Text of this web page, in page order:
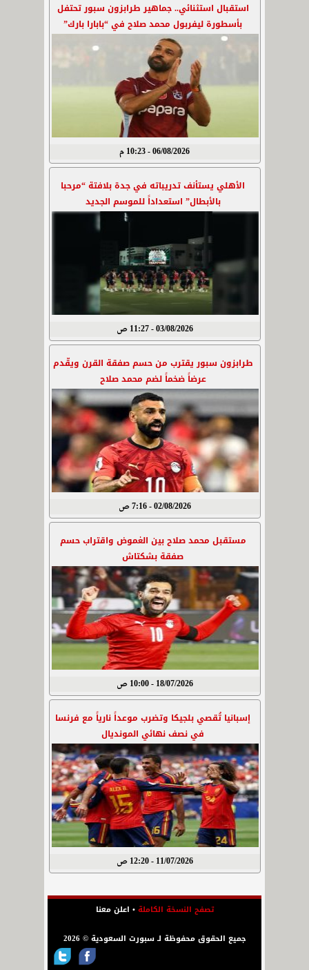
استقبال استثنائي.. جماهير طرابزون سبور تحتفل
بأسطورة ليفربول محمد صلاح في “بابارا بارك”
06/08/2026 - 10:23 م
الأهلي يستأنف تدريباته في جدة بلافتة “مرحبا
بالأبطال” استعداداً للموسم الجديد
03/08/2026 - 11:27 ص
طرابزون سبور يقترب من حسم صفقة القرن ويقّدم
عرضاً ضخماً لضم محمد صلاح
02/08/2026 - 7:16 ص
مستقبل محمد صلاح بين الغموض واقتراب حسم
صفقة بشكتاش
18/07/2026 - 10:00 ص
إسبانيا تُقصي بلجيكا وتضرب موعداً نارياً مع فرنسا
في نصف نهائي المونديال
11/07/2026 - 12:20 ص
تصفح النسخة الكاملة• اعلن معنا
جميع الحقوق محفوظة لـ سبورت السعودية © 2026